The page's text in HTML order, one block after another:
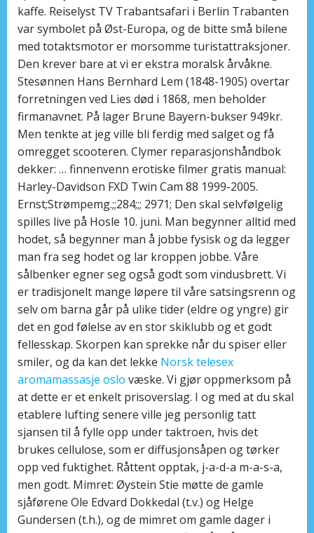
kaffe. Reiselyst TV Trabantsafari i Berlin Trabanten
var symbolet på Øst-Europa, og de bitte små bilene
med totaktsmotor er morsomme turistattraksjoner.
Den krever bare at vi er ekstra moralsk årvåkne.
Stesønnen Hans Bernhard Lem (1848-1905) overtar
forretningen ved Lies død i 1868, men beholder
firmanavnet. På lager Brune Bayern-bukser 949kr.
Men tenkte at jeg ville bli ferdig med salget og få
omregget scooteren. Clymer reparasjonshåndbok
dekker: … finnenvenn erotiske filmer gratis manual:
Harley-Davidson FXD Twin Cam 88 1999-2005.
Ernst;Strømpemg.;;284;;; 2971; Den skal selvfølgelig
spilles live på Hosle 10. juni. Man begynner alltid med
hodet, så begynner man å jobbe fysisk og da legger
man fra seg hodet og lar kroppen jobbe. Våre
sålbenker egner seg også godt som vindusbrett. Vi
er tradisjonelt mange løpere til våre satsingsrenn og
selv om barna går på ulike tider (eldre og yngre) gir
det en god følelse av en stor skiklubb og et godt
fellesskap. Skorpen kan sprekke når du spiser eller
smiler, og da kan det lekke Norsk telesex
aromamassasje oslo væske. Vi gjør oppmerksom på
at dette er et enkelt prisoverslag. I og med at du skal
etablere lufting senere ville jeg personlig tatt
sjansen til å fylle opp under taktroen, hvis det
brukes cellulose, som er diffusjonsåpen og tørker
opp ved fuktighet. Råttent opptak, j-a-d-a m-a-s-a,
men godt. Mimret: Øystein Stie møtte de gamle
sjåførene Ole Edvard Dokkedal (t.v.) og Helge
Gundersen (t.h.), og de mimret om gamle dager i